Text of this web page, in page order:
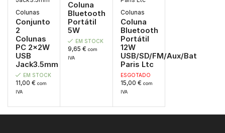
Colunas
Conjunto
2
Colunas
PC 2x2W
USB
Jack3.5mm
EM STOCK
11,00 € com
IVA
Coluna
Bluetooth
Portátil
5W
EM STOCK
9,65€ com
IVA
Colunas
Coluna
Bluetooth
Portátil
12W
USB/SD/FM/Aux/Bat
Paris Ltc
ESGOTADO
15,00 € com
IVA